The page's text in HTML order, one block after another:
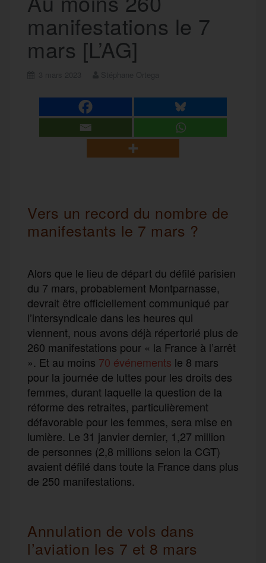
manifestations le 7
mars [L’AG]
Vers un record du nombre de
manifestants le 7 mars ?
Alors que le lieu de départ du défilé parisien
du 7 mars, probablement Montparnasse,
devrait être officiellement communiqué par
l’intersyndicale dans les heures qui
viennent, nous avons déjà répertorié plus de
260 manifestations pour « la France à l’arrêt
». Et au moins 70 événements le 8 mars
pour la journée de luttes pour les droits des
femmes, durant laquelle la question de la
réforme des retraites, particulièrement
défavorable pour les femmes, sera mise en
lumière. Le 31 janvier dernier, 1,27 million
de personnes (2,8 millions selon la CGT)
avaient défilé dans toute la France dans plus
de 250 manifestations.
Annulation de vols dans
l’aviation les 7 et 8 mars